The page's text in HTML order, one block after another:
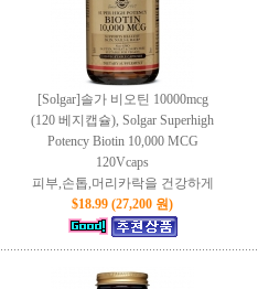
[Solgar]솔가 비오틴 10000mcg
(120 베지캡슐), Solgar Superhigh
Potency Biotin 10,000 MCG
120Vcaps
피부,손톱,머리카락을 건강하게
$18.99 (27,200 원)